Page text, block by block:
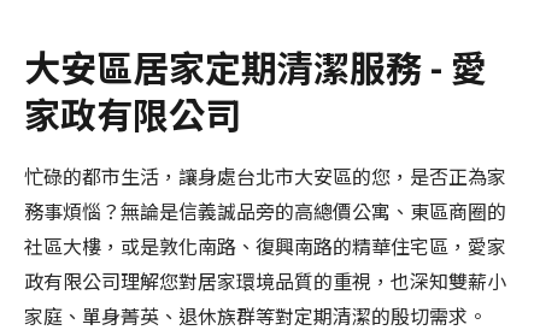
大安區居家定期清潔服務 - 愛
家政有限公司
忙碌的都市生活，讓身處台北市大安區的您，是否正為家
務事煩惱？無論是信義誠品旁的高總價公寓、東區商圈的
社區大樓，或是敦化南路、復興南路的精華住宅區，愛家
政有限公司理解您對居家環境品質的重視，也深知雙薪小
家庭、單身菁英、退休族群等對定期清潔的殷切需求。